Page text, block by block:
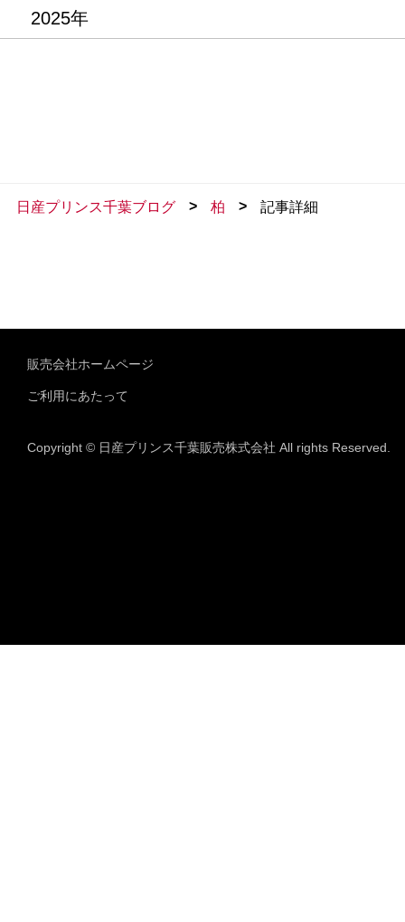
2025年
日産プリンス千葉ブログ > 柏 > 記事詳細
販売会社ホームページ
ご利用にあたって
Copyright © 日産プリンス千葉販売株式会社 All rights Reserved.